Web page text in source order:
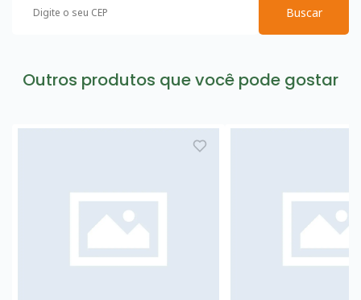
Buscar
Outros produtos que você pode gostar